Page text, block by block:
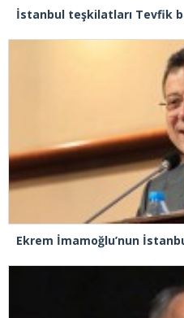
İstanbul teşkilatları Tevfik